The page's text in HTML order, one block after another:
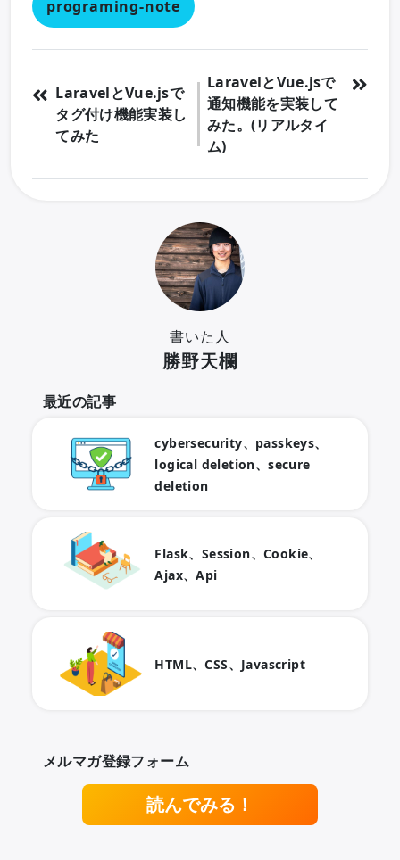
programing-note
LaravelとVue.jsで
タグ付け機能実装し
てみた
LaravelとVue.jsで
通知機能を実装して
みた。(リアルタイ
ム)
書いた人
勝野天欄
最近の記事
cybersecurity、passkeys、
logical deletion、secure
deletion
Flask、Session、Cookie、
Ajax、Api
HTML、CSS、Javascript
メルマガ登録フォーム
読んでみる！